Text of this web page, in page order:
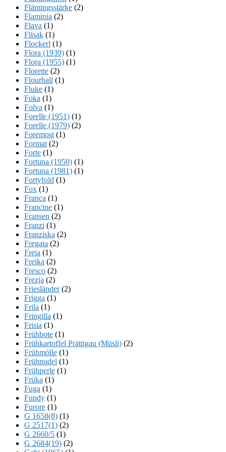
Flämingsstärke (2)
Flaminia (2)
Flava (1)
Flisak (1)
Flockerl (1)
Flora (1939) (1)
Flora (1955) (1)
Florette (2)
Flourball (1)
Fluke (1)
Foka (1)
Folva (1)
Forelle (1951) (1)
Forelle (1979) (2)
Foremost (1)
Format (2)
Forte (1)
Fortuna (1950) (1)
Fortuna (1981) (1)
Fortyfold (1)
Fox (1)
Franca (1)
Francine (1)
Fransen (2)
Franzi (1)
Franziska (2)
Fregata (2)
Freia (1)
Freika (2)
Fresco (2)
Frezja (2)
Friesländer(2)
Frigga (1)
Frila (1)
Fringilla (1)
Frisia (1)
Frühbote (1)
Frühkartoffel Prättigau (Müsli) (2)
Frühmölle (1)
Frühnudel (1)
Frühperle (1)
Früka (1)
Fuga (1)
Fundy (1)
Furore (1)
G 1658(8) (1)
G 2517(1) (2)
G 2660/5 (1)
G 2684(19) (2)